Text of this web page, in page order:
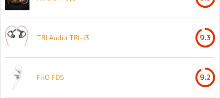
TRI Audio TRI-i3 9.3
FiiO FD5 9.2